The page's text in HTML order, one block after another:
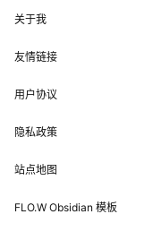
关于我
友情链接
用户协议
隐私政策
站点地图
FLO.W Obsidian 模板